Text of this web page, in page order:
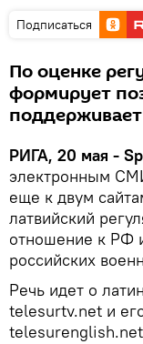
Подписаться
По оценке
формирует
РИГА, 20 мая -
электронным
еще к двум
латвийский
отношение к РФ
российских
Речь идет о
telesurtv.net и